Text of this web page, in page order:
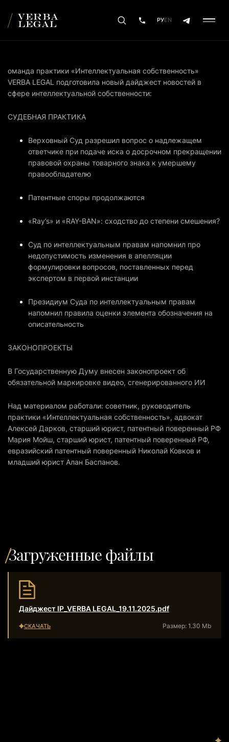
РУEN
оманда практики «Интеллектуальная собственность»
VERBA LEGAL подготовила новый дайджест новостей в
сфере интеллектуальной собственности:
СУДЕБНАЯ ПРАКТИКА
Верховный Суд разрешил вопрос о надлежащем
ответчике при подаче иска о досрочном прекращении
правовой охраны товарного знака к умершему
правообладателю
Патентные споры продолжаются
«Ray’s» и «RAY-BAN»: сходство до степени смешения?
Суд по интеллектуальным правам напомнил про
недопустимость изменения в апелляции
формулировки вопросов, поставленных перед
экспертом в первой инстанции
Президиум Суда по интеллектуальным правам
напомнил правила оценки элемента обозначения на
описательность
ЗАКОНОПРОЕКТЫ
В Государственную Думу внесен законопроект об
обязательной маркировке видео, сгенерированного ИИ
Над материалом работали: советник, руководитель
практики «Интеллектуальная собственность», адвокат
Алексей Дарков, старший юрист, патентный поверенный РФ
Мария Мойш, старший юрист, патентный поверенный РФ,
евразийский патентный поверенный Николай Ковков и
младший юрист Алан Баспанов.
Загруженные файлы
Дайджест IP_VERBA LEGAL_19.11.2025.pdf
СКАЧАТЬ Размер: 1.30 Mb